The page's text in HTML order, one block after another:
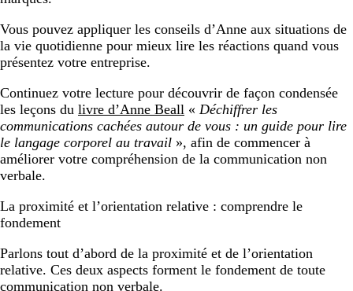
Vous pouvez appliquer les conseils d’Anne aux situations de
la vie quotidienne pour mieux lire les réactions quand vous
présentez votre entreprise.
Continuez votre lecture pour découvrir de façon condensée
les leçons du livre d’Anne Beall « Déchiffrer les
communications cachées autour de vous : un guide pour lire
le langage corporel au travail », afin de commencer à
améliorer votre compréhension de la communication non
verbale.
La proximité et l’orientation relative : comprendre le
fondement
Parlons tout d’abord de la proximité et de l’orientation
relative. Ces deux aspects forment le fondement de toute
communication non verbale.